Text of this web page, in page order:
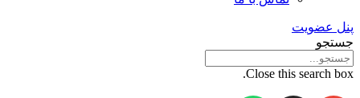
پنل عضویت
جستجو
Close this search box.